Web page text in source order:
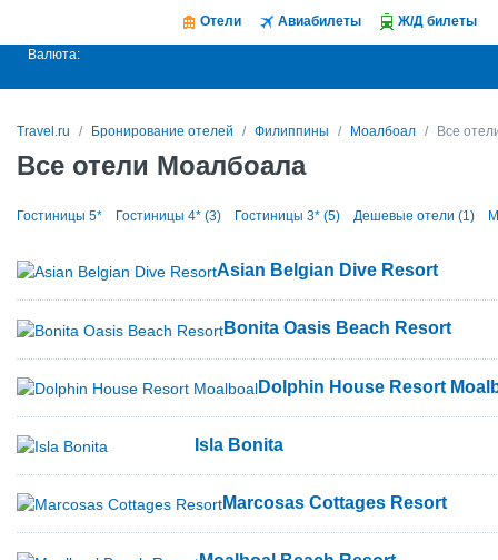
Отели Авиабилеты Ж/Д билеты
Валюта:
Travel.ru Бронирование отелей Филиппины Моалбоал Все
Все отели Моалбоала
Гостиницы 5* Гостиницы 4* (3) Гостиницы 3* (5) Дешевые отели (1)
Asian Belgian Dive Resort
Bonita Oasis Beach Resort
Dolphin House Resort
Isla Bonita
Marcosas Cottages Resort